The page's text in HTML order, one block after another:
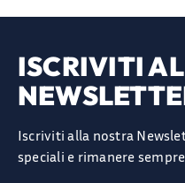
ISCRIVITI
Iscriviti alla nostra
speciali e rimanere